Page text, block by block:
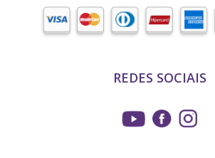
REDES SOCIAIS